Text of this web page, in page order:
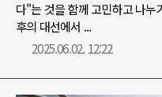
다"는 것을 함께 고민하고 나누
후의 대선에서 ...
2025.06.02. 12:22